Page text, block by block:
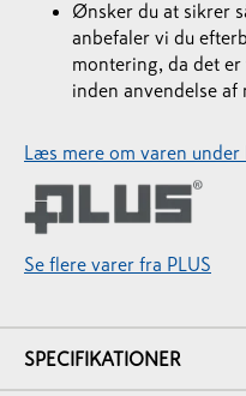
Ønsker du at sikrer
anbefaler vi du
montering, da det
inden anvendelse
Læs mere om varen under
Se flere varer fra PLUS
SPECIFIKATIONER